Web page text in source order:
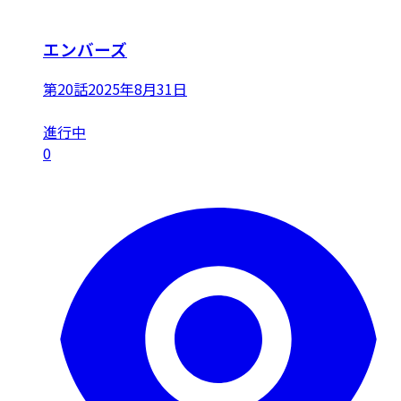
エンバーズ
第20話2025年8月31日
進行中
0